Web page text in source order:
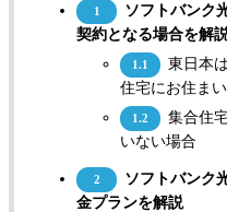
1
ソフトバンク
契約となる場合を解
1.1
東日本
住宅にお住ま
1.2
集合住
いない場合
2
ソフトバンク
金プランを解説